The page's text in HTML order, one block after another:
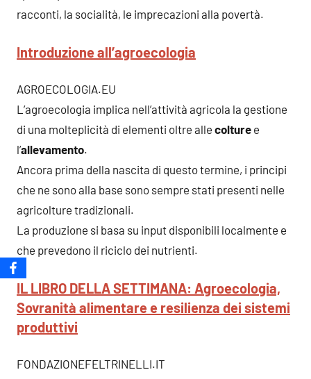
racconti, la socialità, le imprecazioni alla povertà.
Introduzione all’agroecologia
AGROECOLOGIA.EU
L’agroecologia implica nell’attività agricola la gestione
di una molteplicità di elementi oltre alle colture e
l’allevamento.
Ancora prima della nascita di questo termine, i principi
che ne sono alla base sono sempre stati presenti nelle
agricolture tradizionali.
La produzione si basa su input disponibili localmente e
che prevedono il riciclo dei nutrienti.
IL LIBRO DELLA SETTIMANA: Agroecologia,
Sovranità alimentare e resilienza dei sistemi
produttivi
FONDAZIONEFELTRINELLI.IT